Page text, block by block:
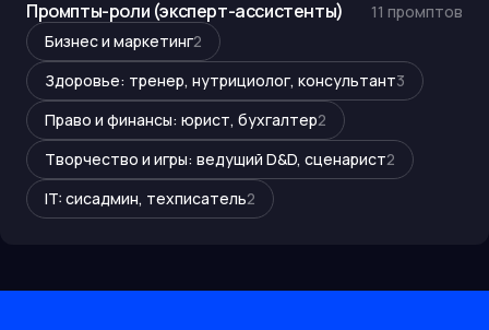
Промпты-роли (эксперт-ассистенты) 11 промптов
Бизнес и маркетинг2
Здоровье: тренер, нутрициолог, консультант3
Право и финансы: юрист, бухгалтер2
Творчество и игры: ведущий D&D, сценарист2
IT: сисадмин, техписатель2